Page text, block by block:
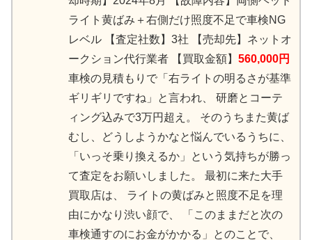
ライト黄ばみ＋右側だけ照度不足で車検NG
レベル 【査定社数】3社 【売却先】ネットオ
ークション代行業者 【買取金額】 560,000円
車検の見積もりで「右ライトの明るさが基準
ギリギリですね」と言われ、 研磨とコーテ
ィング込みで3万円超え。 そのうちまた黄ば
むし、どうしようかなと悩んでいるうちに、
「いっそ乗り換えるか」という気持ちが勝っ
て査定をお願いしました。 最初に来た大手
買取店は、 ライトの黄ばみと照度不足を理
由にかなり渋い顔で、 「このままだと次の
車検通すのにお金がかかる」とのことで、